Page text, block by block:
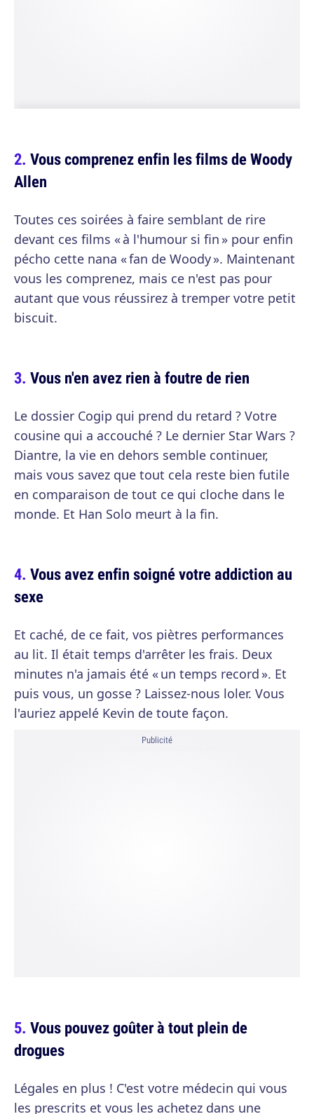
Vous comprenez enfin les films de Woody
Allen
Toutes ces soirées à faire semblant de rire
devant ces films « à l'humour si fin » pour enfin
pécho cette nana « fan de Woody ». Maintenant
vous les comprenez, mais ce n'est pas pour
autant que vous réussirez à tremper votre petit
biscuit.
Vous n'en avez rien à foutre de rien
Le dossier Cogip qui prend du retard ? Votre
cousine qui a accouché ? Le dernier Star Wars ?
Diantre, la vie en dehors semble continuer,
mais vous savez que tout cela reste bien futile
en comparaison de tout ce qui cloche dans le
monde. Et Han Solo meurt à la fin.
Vous avez enfin soigné votre addiction au
sexe
Et caché, de ce fait, vos piètres performances
au lit. Il était temps d'arrêter les frais. Deux
minutes n'a jamais été « un temps record ». Et
puis vous, un gosse ? Laissez-nous loler. Vous
l'auriez appelé Kevin de toute façon.
Publicité
Vous pouvez goûter à tout plein de
drogues
Légales en plus ! C'est votre médecin qui vous
les prescrits et vous les achetez dans une